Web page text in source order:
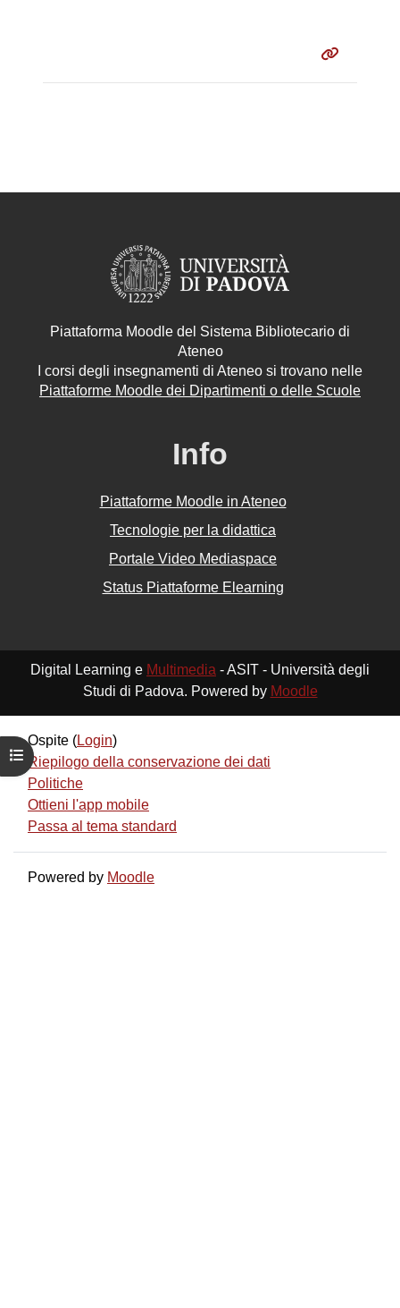
Apri indice del corso
Piattaforma Moodle del Sistema Bibliotecario di
Ateneo
I corsi degli insegnamenti di Ateneo si trovano nelle
Piattaforme Moodle dei Dipartimenti o delle Scuole
Info
Piattaforme Moodle in Ateneo
Tecnologie per la didattica
Portale Video Mediaspace
Status Piattaforme Elearning
Digital Learning e Multimedia - ASIT - Università degli
Studi di Padova. Powered by Moodle
Ospite (Login)
Riepilogo della conservazione dei dati
Politiche
Ottieni l'app mobile
Passa al tema standard
Powered by Moodle